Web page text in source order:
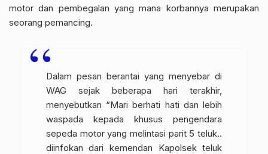
motor dan pembegalan yang mana korbannya merupakan
seorang pemancing.
Dalam pesan berantai yang menyebar di
WAG sejak beberapa hari terakhir,
menyebutkan “Mari berhati hati dan lebih
waspada kepada khusus pengendara
sepeda motor yang melintasi parit 5 teluk..
diinfokan dari kemendan Kapolsek teluk